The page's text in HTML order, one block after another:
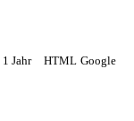
1 Jahr HTML Google